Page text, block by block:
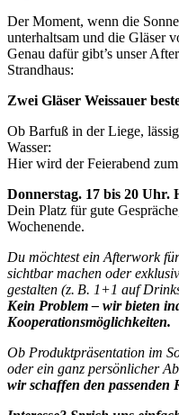
Der Moment, wenn die
unterhaltsam und die Gläser
Genau dafür gibt’s unser
Strandhaus:
Zwei Gläser Weissauer
Ob Barfuß in der Liege,
Wasser:
Hier wird der Feierabend
Donnerstag. 17 bis 20 Uhr.
Dein Platz für gute
Wochenende.
Du möchtest ein Afterwork
sichtbar machen oder
gestalten (z. B. 1+1 auf
Kein Problem – wir bieten
Kooperationsmöglichkeiten.
Ob Produktpräsentation im
oder ein ganz persönlicher
wir schaffen den passenden